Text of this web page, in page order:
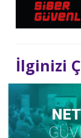
İlginizi